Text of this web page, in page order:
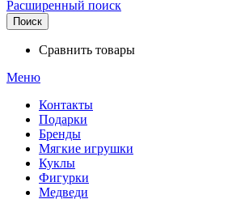
Расширенный поиск
Поиск
Сравнить товары
Меню
Контакты
Подарки
Бренды
Мягкие игрушки
Куклы
Фигурки
Медведи